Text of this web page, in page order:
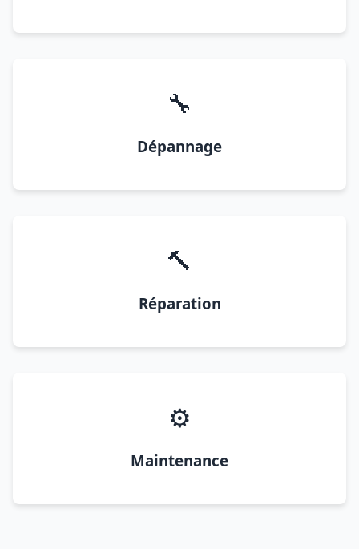
🔧
Dépannage
🔨
Réparation
⚙️
Maintenance